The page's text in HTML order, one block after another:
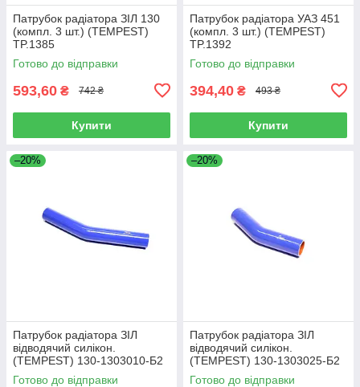
Патрубок радіатора ЗІЛ 130
(компл. 3 шт.) (TEMPEST)
TP.1385
Готово до відправки
593,60 ₴ 742 ₴
Купити
Патрубок радіатора УАЗ 451
(компл. 3 шт.) (TEMPEST)
TP.1392
Готово до відправки
394,40 ₴ 493 ₴
Купити
–20%
Патрубок радіатора ЗІЛ
відводячий силiкон.
(TEMPEST) 130-1303010-Б2
Готово до відправки
–20%
Патрубок радіатора ЗІЛ
відводячий силiкон.
(TEMPEST) 130-1303025-Б2
Готово до відправки